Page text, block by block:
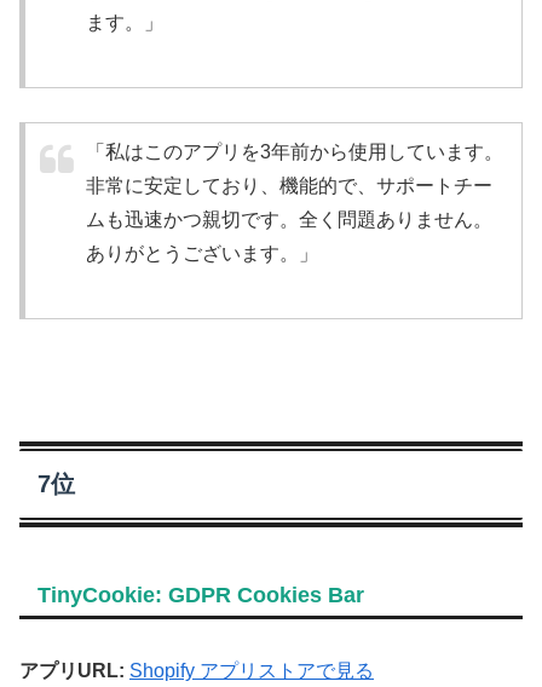
ます。」
「私はこのアプリを3年前から使用しています。
非常に安定しており、機能的で、サポートチー
ムも迅速かつ親切です。全く問題ありません。
ありがとうございます。」
7位
TinyCookie: GDPR Cookies Bar
アプリURL: Shopify アプリストアで見る